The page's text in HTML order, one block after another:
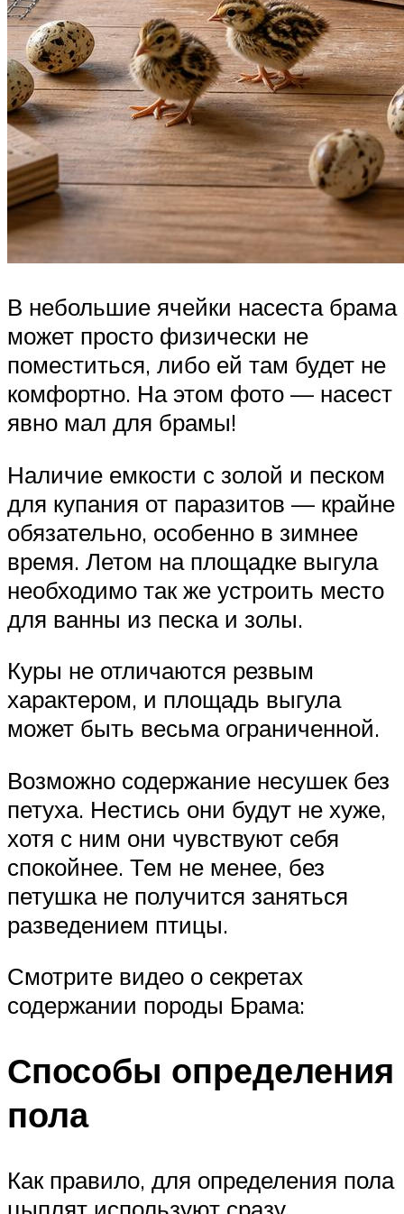
В небольшие ячейки насеста брама
может просто физически не
поместиться, либо ей там будет не
комфортно. На этом фото — насест
явно мал для брамы!
Наличие емкости с золой и песком
для купания от паразитов — крайне
обязательно, особенно в зимнее
время. Летом на площадке выгула
необходимо так же устроить место
для ванны из песка и золы.
Куры не отличаются резвым
характером, и площадь выгула
может быть весьма ограниченной.
Возможно содержание несушек без
петуха. Нестись они будут не хуже,
хотя с ним они чувствуют себя
спокойнее. Тем не менее, без
петушка не получится заняться
разведением птицы.
Смотрите видео о секретах
содержании породы Брама:
Способы определения
пола
Как правило, для определения пола